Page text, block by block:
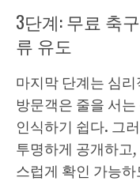
3단계: 무료 축
류 유도
마지막 단계는 심
방문객은 줄을 서
인식하기 쉽다. 그
투명하게 공개하고
스럽게 확인 가능